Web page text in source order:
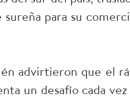
sureña para su
advirtieron que el
un desafío cada